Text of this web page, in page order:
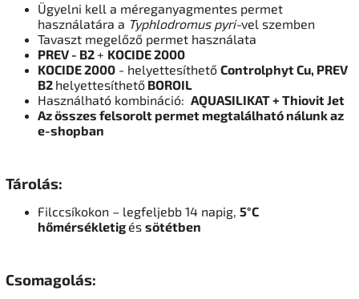
Ügyelni kell a méreganyagmentes permet
használatára a Typhlodromus pyri-vel szemben
Tavaszt megelőző permet használata
PREV - B2 + KOCIDE 2000
KOCIDE 2000 - helyettesíthető Controlphyt Cu, PREV
B2 helyettesíthető BOROIL
Használható kombináció: AQUASILIKAT + Thiovit Jet
Az összes felsorolt permet megtalálható nálunk az
e-shopban
Tárolás:
Filccsíkokon – legfeljebb 14 napig, 5°C
hőmérsékletigés sötétben
Csomagolás: